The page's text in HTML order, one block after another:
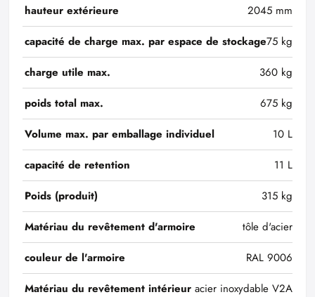
hauteur extérieure
2045 mm
capacité de charge max. par espace de stockage75 kg
charge utile max.
360 kg
poids total max.
675 kg
Volume max. par emballage individuel
10 L
capacité de retention
11 L
Poids (produit)
315 kg
Matériau du revêtement d'armoire
tôle d'acier
couleur de l'armoire
RAL 9006
Matériau du revêtement intérieur acier inoxydable V2A